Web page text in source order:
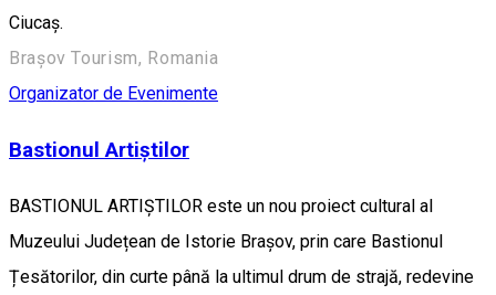
Ciucaş.
Brașov Tourism, Romania
Organizator de Evenimente
Bastionul Artiștilor
BASTIONUL ARTIȘTILOR este un nou proiect cultural al
Muzeului Județean de Istorie Brașov, prin care Bastionul
Țesătorilor, din curte până la ultimul drum de strajă, redevine